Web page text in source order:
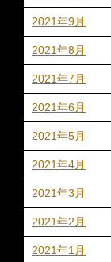
2021年9月
2021年8月
2021年7月
2021年6月
2021年5月
2021年4月
2021年3月
2021年2月
2021年1月